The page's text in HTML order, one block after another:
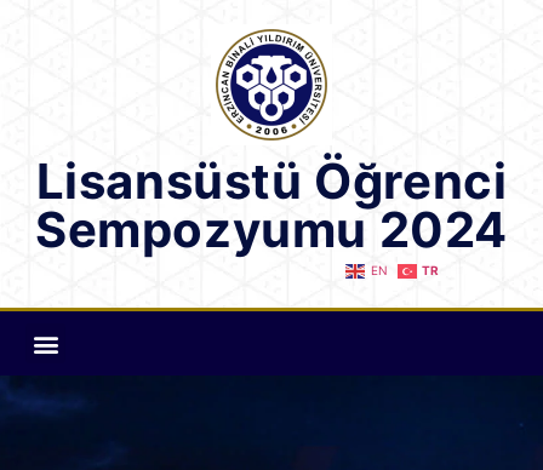
Lisansüstü Öğrenci
Sempozyumu 2024
EN TR